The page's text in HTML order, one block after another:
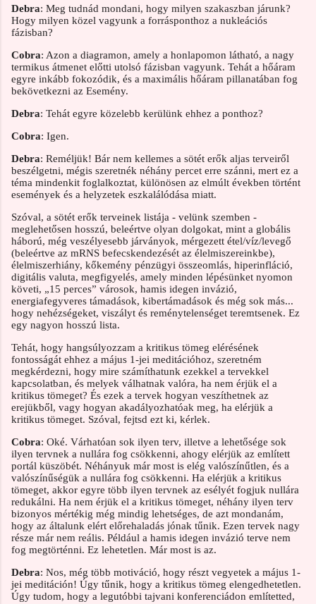
Debra: Meg tudnád mondani, hogy milyen szakaszban járunk?
Hogy milyen közel vagyunk a forrásponthoz a nukleációs
fázisban?
Cobra: Azon a diagramon, amely a honlapomon látható, a nagy
termikus átmenet előtti utolsó fázisban vagyunk. Tehát a hőáram
egyre inkább fokozódik, és a maximális hőáram pillanatában fog
bekövetkezni az Esemény.
Debra: Tehát egyre közelebb kerülünk ehhez a ponthoz?
Cobra: Igen.
Debra: Reméljük! Bár nem kellemes a sötét erők aljas terveiről
beszélgetni, mégis szeretnék néhány percet erre szánni, mert ez a
téma mindenkit foglalkoztat, különösen az elmúlt években történt
események és a helyzetek eszkalálódása miatt.
Szóval, a sötét erők terveinek listája - velünk szemben -
meglehetősen hosszú, beleértve olyan dolgokat, mint a globális
háború, még veszélyesebb járványok, mérgezett étel/víz/levegő
(beleértve az mRNS befecskendezését az élelmiszereinkbe),
élelmiszerhiány, kőkemény pénzügyi összeomlás, hiperinfláció,
digitális valuta, megfigyelés, amely minden lépésünket nyomon
követi, „15 perces” városok, hamis idegen invázió,
energiafegyveres támadások, kibertámadások és még sok más...
hogy nehézségeket, viszályt és reménytelenséget teremtsenek. Ez
egy nagyon hosszú lista.
Tehát, hogy hangsúlyozzam a kritikus tömeg elérésének
fontosságát ehhez a május 1-jei meditációhoz, szeretném
megkérdezni, hogy mire számíthatunk ezekkel a tervekkel
kapcsolatban, és melyek válhatnak valóra, ha nem érjük el a
kritikus tömeget? És ezek a tervek hogyan veszíthetnek az
erejükből, vagy hogyan akadályozhatóak meg, ha elérjük a
kritikus tömeget. Szóval, fejtsd ezt ki, kérlek.
Cobra: Oké. Várhatóan sok ilyen terv, illetve a lehetősége sok
ilyen tervnek a nullára fog csökkenni, ahogy elérjük az említett
portál küszöbét. Néhányuk már most is elég valószínűtlen, és a
valószínűségük a nullára fog csökkenni. Ha elérjük a kritikus
tömeget, akkor egyre több ilyen tervnek az esélyét fogjuk nullára
redukálni. Ha nem érjük el a kritikus tömeget, néhány ilyen terv
bizonyos mértékig még mindig lehetséges, de azt mondanám,
hogy az általunk elért előrehaladás jónak tűnik. Ezen tervek nagy
része már nem reális. Például a hamis idegen invázió terve nem
fog megtörténni. Ez lehetetlen. Már most is az.
Debra: Nos, még több motiváció, hogy részt vegyetek a május 1-
jei meditáción! Úgy tűnik, hogy a kritikus tömeg elengedhetetlen.
Úgy tudom, hogy a legutóbbi tajvani konferenciádon említetted,